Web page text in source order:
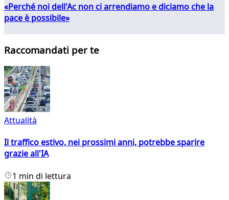
«Perché noi dell'Ac non ci arrendiamo e diciamo che la
pace è possibile»
Raccomandati per te
Attualità
Il traffico estivo, nei prossimi anni, potrebbe sparire
grazie all'IA
1 min di lettura